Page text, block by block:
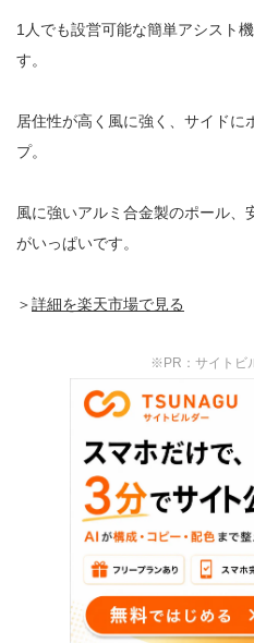
1人でも設営可能な簡単アシスト
す。
居住性が高く風に強く、サイドに
プ。
風に強いアルミ合金製のポール、
がいっぱいです。
＞詳細を楽天市場で見る
※PR：サイトビ